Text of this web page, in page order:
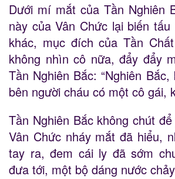
Dưới mí mắt của Tần Nghiên
này của Vân Chức lại biến
khác, mục đích của Tần
không nhìn cô nữa, đẩy đẩy
Tần Nghiên Bắc: “Nghiên
bên người cháu có một cô gái,
Tần Nghiên Bắc không chút
Vân Chức nháy mắt đã hiểu,
tay ra, đem cái ly đã sớm
đưa tới, một bộ dáng nước